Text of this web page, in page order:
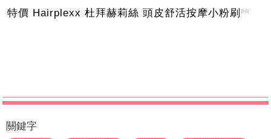
特價 Hairplexx 杜拜赫莉絲 頭皮舒活按摩小粉刷 PR
關鍵字